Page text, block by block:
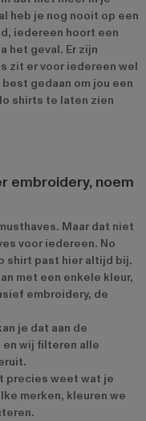
heb je nog nooit op een
iedereen hoort een
het geval. Er zijn
zit er voor iedereen wel
gedaan om jou een
shirts te laten zien
embroidery, noem
Maar dat niet
voor iedereen. No
shirt past hier altijd bij.
met een enkele kleur,
embroidery, de
je dat aan de
wij filteren alle
precies weet wat je
merken, kleuren we